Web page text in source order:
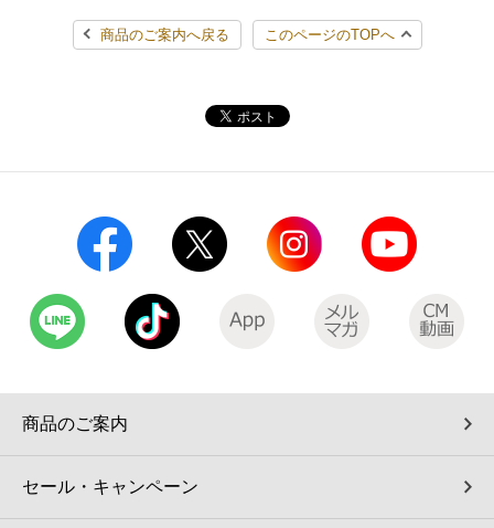
行政サービス
学び・教育
オンラインフォトサービス
コインランドリー（店舗限定）
宅配ロッカー（店舗限定）
自転車シェアリング（店舗限定）
モバイルバッテリーシェアリング（店舗限定）
モバイルWi-Fiバッテリーシェアリング（店舗限定）
荷物預かりサービス「ecbocloakエクボクローク」（店舗限定）
パウダースペース ラブン（店舗限定）
データで見るセブン‐イレブン
セブン‐イレブンの「商品力」
セブン-イレブンの横顔
セブン-イレブンの歴史
報告書ライブラリー
한국어(서비스)商品のご案内へ戻る このページのTOPへ
商品のご案内
セール・キャンペーン